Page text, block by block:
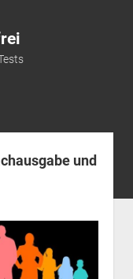
open
dropdown
menu
und